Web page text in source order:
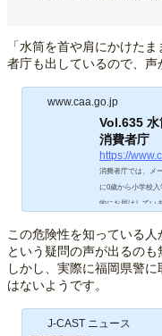
「水筒を首や肩にかけた
者庁も出しているので、声
www.caa.go.jp
Vol.635 水
消費者庁
消費者庁では、メ
に0歳から小学校
的にお届けしてい
この危険性を知っている人
という疑問の声が出るのも
しかし、実際に福岡県警
はないようです。
J-CAST ニュース